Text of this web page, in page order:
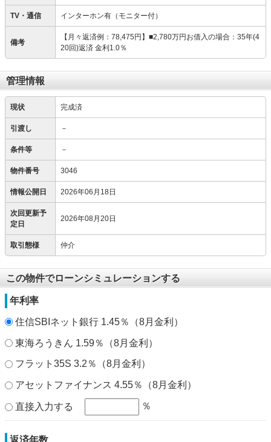
TV・通信 インターホン有（モニター付）
備考
【月々返済例：78,475円】■2,780万円お借入の場合：35年(4
20回)返済 金利1.0％
管理情報
現状 完成済
引渡し －
条件等 －
物件番号 3046
情報公開日 2026年06月18日
次回更新予
定日
2026年08月20日
取引態様 仲介
この物件でローンシミュレーションする
年利率
住信SBIネット銀行 1.45％（8月金利）
東海ろうきん 1.59％（8月金利）
フラット35S 3.2％（8月金利）
アセットファイナンス 4.55％（8月金利）
直接入力する ％
返済年数